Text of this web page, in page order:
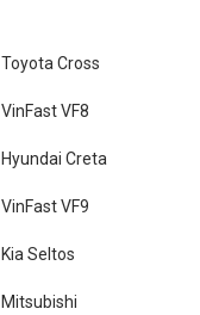
Toyota Cross
VinFast VF8
Hyundai Creta
VinFast VF9
Kia Seltos
Mitsubishi